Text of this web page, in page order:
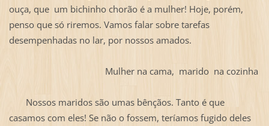
ouça, que um bichinho chorão é a mulher! Hoje, porém,
penso que só riremos. Vamos falar sobre tarefas
desempenhadas no lar, por nossos amados.
Mulher na cama, marido na cozinha
Nossos maridos são umas bênçãos. Tanto é que
casamos com eles! Se não o fossem, teríamos fugido deles